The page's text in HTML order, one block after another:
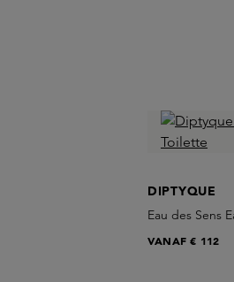
DIPTYQUE
Eau des Sens
VANAF€ 112